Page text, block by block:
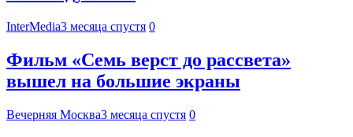
InterMedia3 месяца спустя 0
Фильм «Семь верст до рассвета»
вышел на большие экраны
Вечерняя Москва3 месяца спустя 0